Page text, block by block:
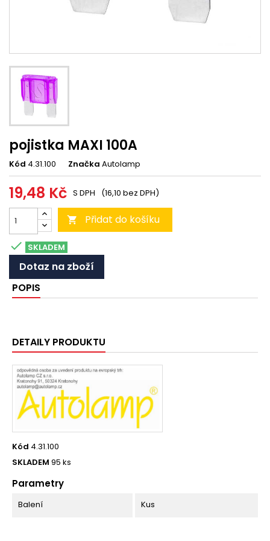
pojistka MAXI 100A
Kód 4.31.100 Značka Autolamp
19,48 Kč S DPH (16,10 bez DPH)
 Přidat do košíku
 SKLADEM
Dotaz na zboží
POPIS
DETAILY PRODUKTU
Kód 4.31.100
SKLADEM 95 ks
Parametry
Balení Kus